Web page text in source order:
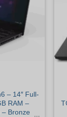
– 14″ Full-
RAM –
– Bronze